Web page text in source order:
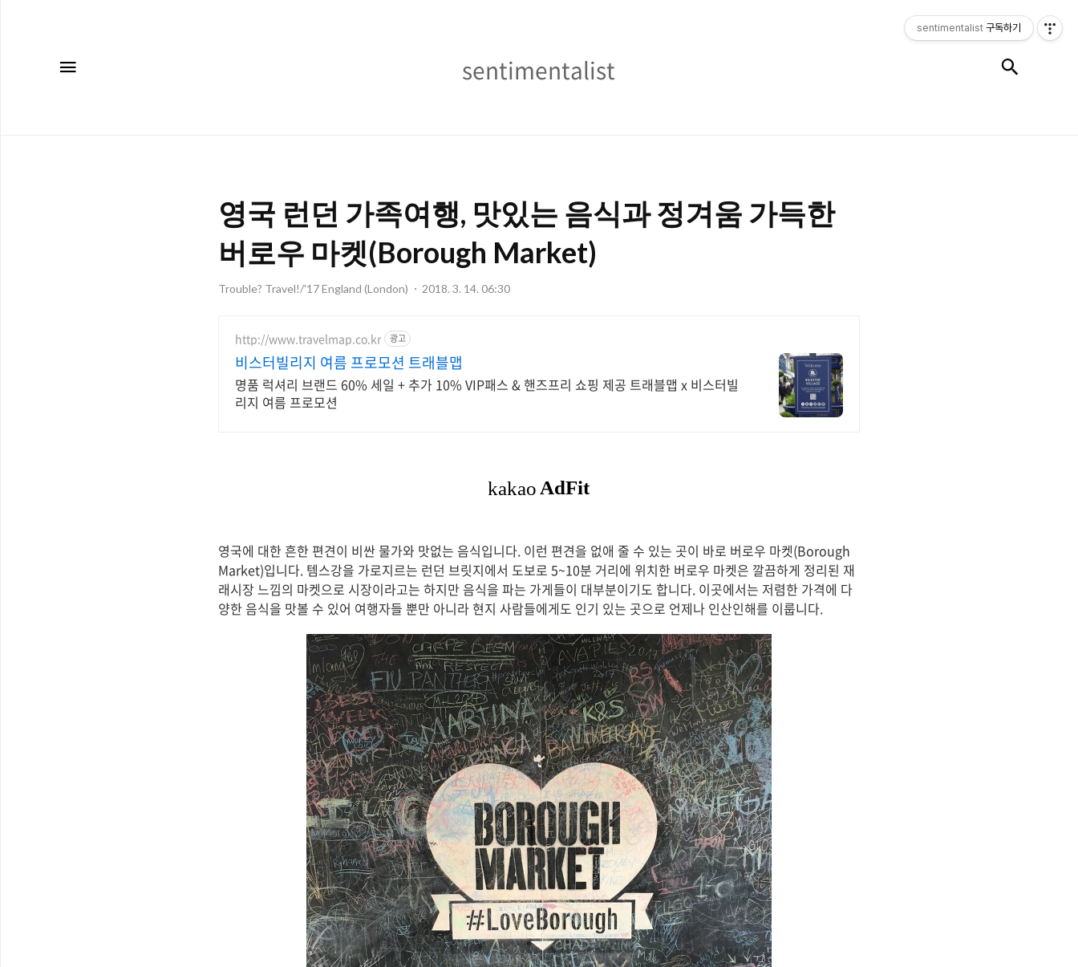
sentimentalist
영국 런던 가족여행, 맛있는 음식과 정겨움 가득한
버로우 마켓(Borough Market)
Trouble? Travel!/'17 England (London) 2018. 3. 14. 06:30
http://www.travelmap.co.kr 광고
비스터빌리지 여름 프로모션 트래블맵
명품 럭셔리 브랜드 60% 세일 + 추가 10% VIP패스 & 핸즈프리 쇼핑 제공 트래블맵 x 비스터빌
리지 여름 프로모션
영국에 대한 흔한 편견이 비싼 물가와 맛없는 음식입니다. 이런 편견을 없애 줄 수 있는 곳이 바로 버로우 마켓(Borough
Market)입니다. 템스강을 가로지르는 런던 브릿지에서 도보로 5~10분 거리에 위치한 버로우 마켓은 깔끔하게 정리된 재
래시장 느낌의 마켓으로 시장이라고는 하지만 음식을 파는 가게들이 대부분이기도 합니다. 이곳에서는 저렴한 가격에 다
양한 음식을 맛볼 수 있어 여행자들 뿐만 아니라 현지 사람들에게도 인기 있는 곳으로 언제나 인산인해를 이룹니다.
sentimentalist 구독하기